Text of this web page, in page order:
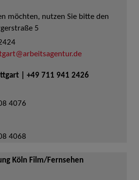
möchten, nutzen Sie bitte den
5
| +49 711 941 2426
4076
4068
Köln Film/Fernsehen